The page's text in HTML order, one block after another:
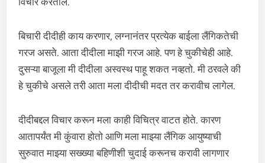
बिचारी दीदीही काय करणार, लग्नानंतर प्रत्येक बाईला लैंगिकतेची
गरज असते. आता दीदीला माझी गरज आहे. पण हे चुकीचेही आहे.
दुसऱ्या बाजूला मी दीदीला अस्वस्थ पाहू शकत नव्हतो. मी ठरवले की
हे चुकीचे असले तरी आता मला दीदीची मदत तर करावीच लागेल.
दीदीबद्दल विचार करून मला काही विचित्र वाटत होते. कारण
आतापर्यंत मी कुंवारा होतो आणि मला माझ्या लैंगिक आयुष्याची
सुरुवात माझ्या सख्ख्या बहिणीशी चुदाई करूनच करावी लागणार